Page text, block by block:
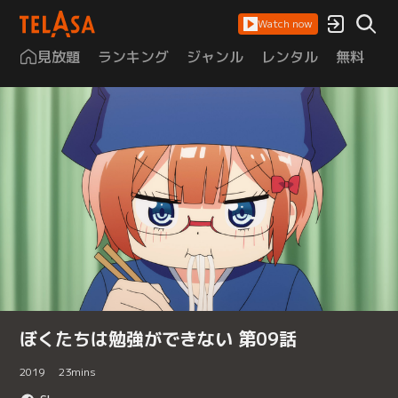
Watch now
見放題 ランキング ジャンル レンタル 無料
ぼくたちは勉強ができない 第09話
2019 23mins